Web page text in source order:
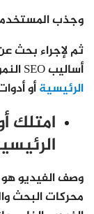
وجذب
ثم لإجراء بحث
أساليب SEO النموذجية مثل استخدام
الرئيسيةأو
امتلك
وصف الفيديو هو
محركات البحث